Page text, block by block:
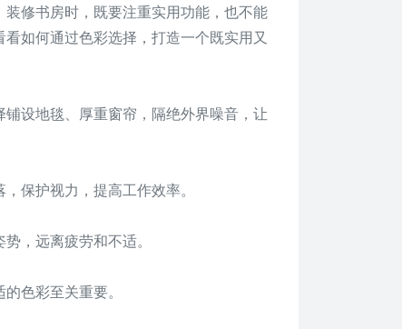
修书房时，既要注重实用功能，也不能
如何通过色彩选择，打造一个既实用又
设地毯、厚重窗帘，隔绝外界噪音，让
保护视力，提高工作效率。
，远离疲劳和不适。
色彩至关重要。